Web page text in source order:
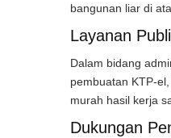
bangunan liar di
Layanan
Dalam bidang
pembuatan KTP-
murah hasil kerja
Dukungan